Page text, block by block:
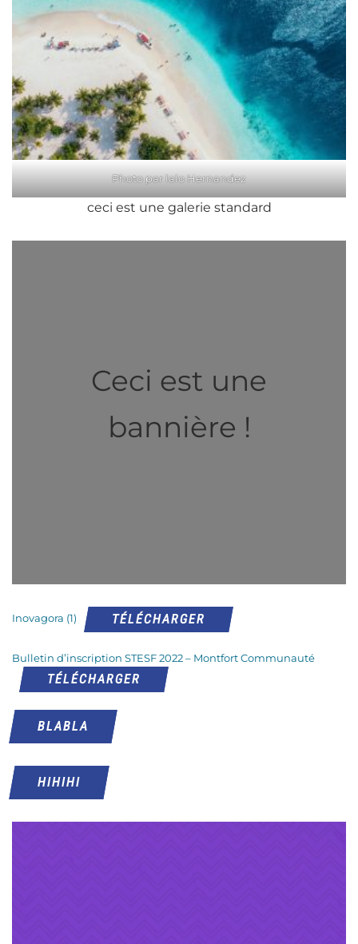
Photo par lalo Hernandez
ceci est une galerie standard
Ceci est une
bannière !
Inovagora (1) TÉLÉCHARGER
Bulletin d’inscription STESF 2022 – Montfort Communauté
TÉLÉCHARGER
BLABLA
HIHIHI